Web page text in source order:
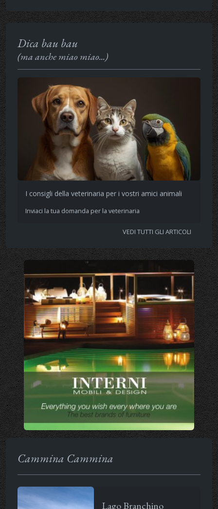
Dica bau bau
(ma anche miao miao...)
I consigli della veterinaria per i vostri amici animali
Inviaci la tua domanda per la veterinaria
VEDI TUTTI GLI ARTICOLI
Cammina Cammina
Lago Branchino